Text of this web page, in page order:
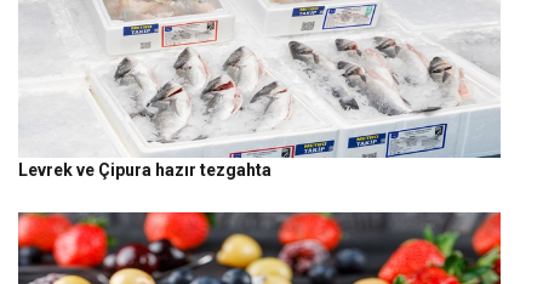
Levrek ve Çipura hazır tezgahta